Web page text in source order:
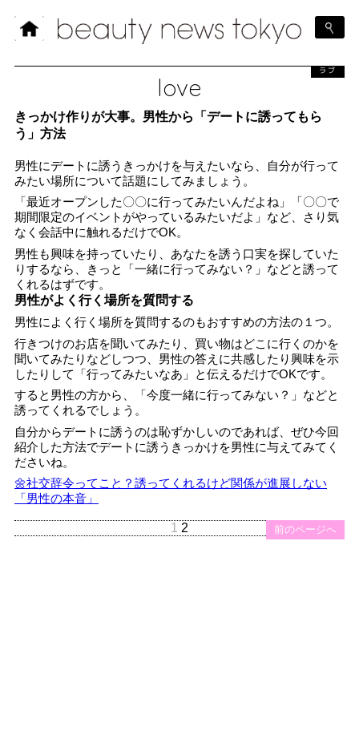
love
ラブ
きっかけ作りが大事。男性から「デートに誘ってもら
う」方法
男性にデートに誘うきっかけを与えたいなら、自分が行って
みたい場所について話題にしてみましょう。
「最近オープンした〇〇に行ってみたいんだよね」「〇〇で
期間限定のイベントがやっているみたいだよ」など、さり気
なく会話中に触れるだけでOK。
男性も興味を持っていたり、あなたを誘う口実を探していた
りするなら、きっと「一緒に行ってみない？」などと誘って
くれるはずです。
男性がよく行く場所を質問する
男性によく行く場所を質問するのもおすすめの方法の１つ。
行きつけのお店を聞いてみたり、買い物はどこに行くのかを
聞いてみたりなどしつつ、男性の答えに共感したり興味を示
したりして「行ってみたいなあ」と伝えるだけでOKです。
すると男性の方から、「今度一緒に行ってみない？」などと
誘ってくれるでしょう。
自分からデートに誘うのは恥ずかしいのであれば、ぜひ今回
紹介した方法でデートに誘うきっかけを男性に与えてみてく
ださいね。
🌼社交辞令ってこと？誘ってくれるけど関係が進展しない
「男性の本音」
前のページへ
1 2